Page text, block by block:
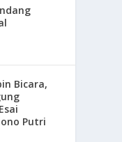
Bicara,
Putri